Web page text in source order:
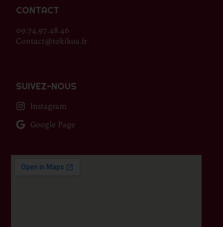
CONTACT
09.74.97.48.46
Contact@tokikoa.fr
SUIVEZ-NOUS
Instagram
Google Page